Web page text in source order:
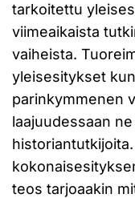
tarkoitettu
viimeaikaista
vaiheista.
yleisesitykset
parinkymmenen
laajuudessaan
teos tarjoaakin